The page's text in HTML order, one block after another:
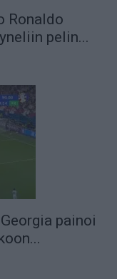
Ronaldo
pelin...
painoi